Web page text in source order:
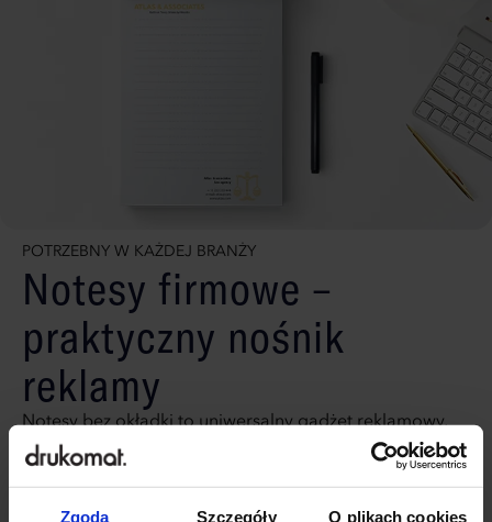
Zgoda Szczegóły O plikach cookies
POTRZEBNY W KAŻDEJ BRANŻY
Notesy firmowe –
praktyczny nośnik
reklamy
Notesy bez okładki to uniwersalny gadżet reklamowy,
który sprawdzi się w każdej firmie. Dzięki szerokim
możliwościom personalizacji – od formatu po zadruk –